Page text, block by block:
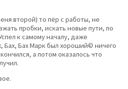
второй) то пёр с работы, не
пробки, искать новые пути, по
к самому началу, даже
Бах, Бах Марк был хороший© ничего
а потом оказалось что